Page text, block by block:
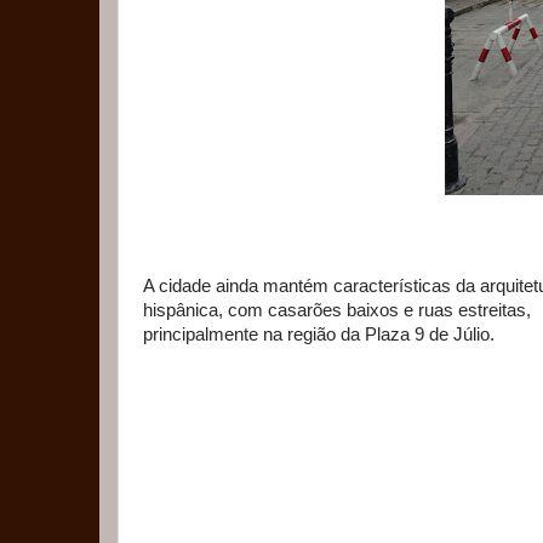
A cidade ainda mantém características da
hispânica, com casarões baixos e ruas estreitas,
principalmente na região da Plaza 9 de Júlio.